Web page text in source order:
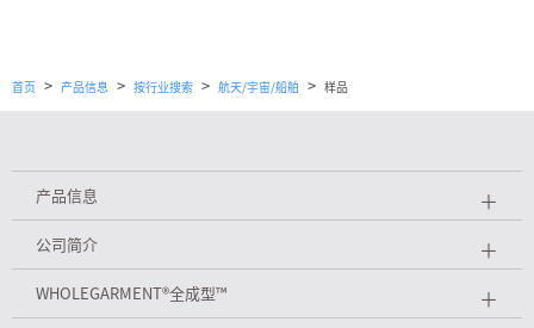
首页 > 产品信息 > 按行业搜索 > 航天/宇宙/船舶 > 样品
产品信息 ＋
公司简介 ＋
WHOLEGARMENT®全成型™ ＋